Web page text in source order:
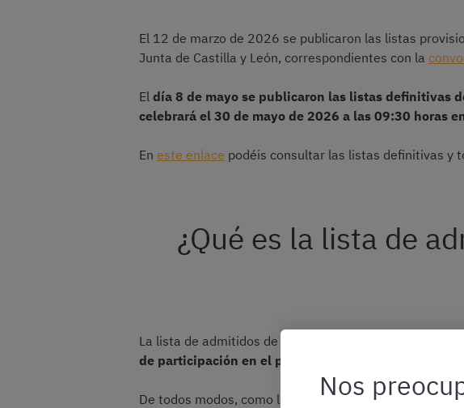
El 12 de marzo de 2026 se publicaron las listas
Junta de Castilla y León, correspondientes con la
El día 8 de mayo se publicaron las listas definitivas
celebrará el 30 de mayo de 2026 a las 09:30 horas
En este enlace podéis consultar las listas definitivas y
¿Qué es la lista de
La lista de admitidos de
de participación en el proceso selectivo han sido
De todos modos, como luego veremos, si os
Nos